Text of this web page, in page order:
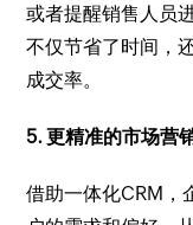
或者提醒销售人员
不仅节省了时间，
成交率。
5. 更精准的市场营
借助一体化CRM，